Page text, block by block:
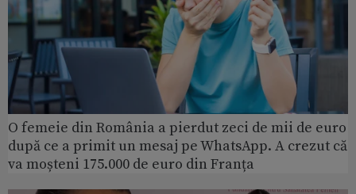
O femeie din România a pierdut zeci de mii de euro
după ce a primit un mesaj pe WhatsApp. A crezut că
va moșteni 175.000 de euro din Franța